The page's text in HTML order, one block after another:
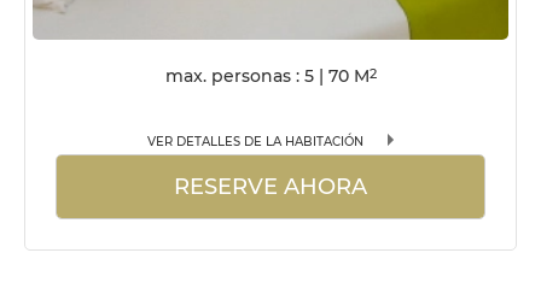
max. personas : 5 | 70M2
VER DETALLES DE LA HABITACIÓN
RESERVE AHORA